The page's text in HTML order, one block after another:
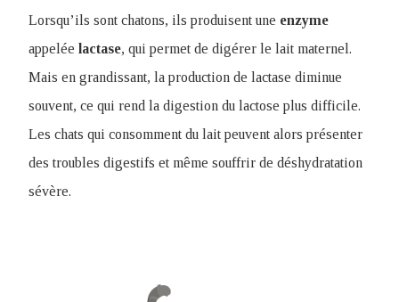
Lorsqu’ils sont chatons, ils produisent une enzyme
appelée lactase, qui permet de digérer le lait maternel.
Mais en grandissant, la production de lactase diminue
souvent, ce qui rend la digestion du lactose plus difficile.
Les chats qui consomment du lait peuvent alors présenter
des troubles digestifs et même souffrir de déshydratation
sévère.